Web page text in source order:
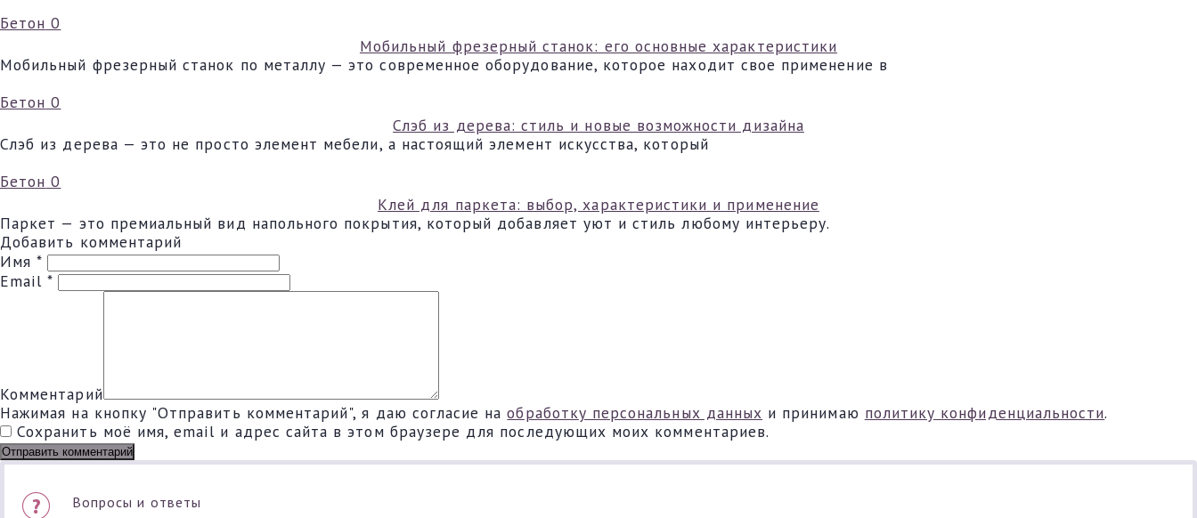
Бетон 0
Мобильный фрезерный станок: его основные характеристики
Мобильный фрезерный станок по металлу — это современное оборудование, которое находит свое применение в
Бетон 0
Слэб из дерева: стиль и новые возможности дизайна
Слэб из дерева — это не просто элемент мебели, а настоящий элемент искусства, который
Бетон 0
Клей для паркета: выбор, характеристики и применение
Паркет — это премиальный вид напольного покрытия, который добавляет уют и стиль любому интерьеру.
Добавить комментарий
Имя*
Email*
Комментарий
Нажимая на кнопку "Отправить комментарий", я даю согласие наобработку персональных данных и принимаю политику конфиденциальности.
Сохранить моё имя, email и адрес сайта в этом браузере для последующих моих комментариев.
Вопросы и ответы